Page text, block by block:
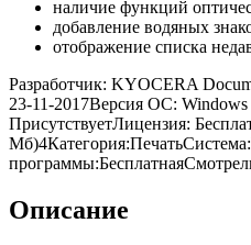
наличие функций
добавление водяных
отображение списка
Разработчик: KYOCERA
23-11-2017Версия ОС:
ПрисутствуетЛицензия:
Мб)4Категория:ПечатьСистема:
программы:Бесплатная
Описание